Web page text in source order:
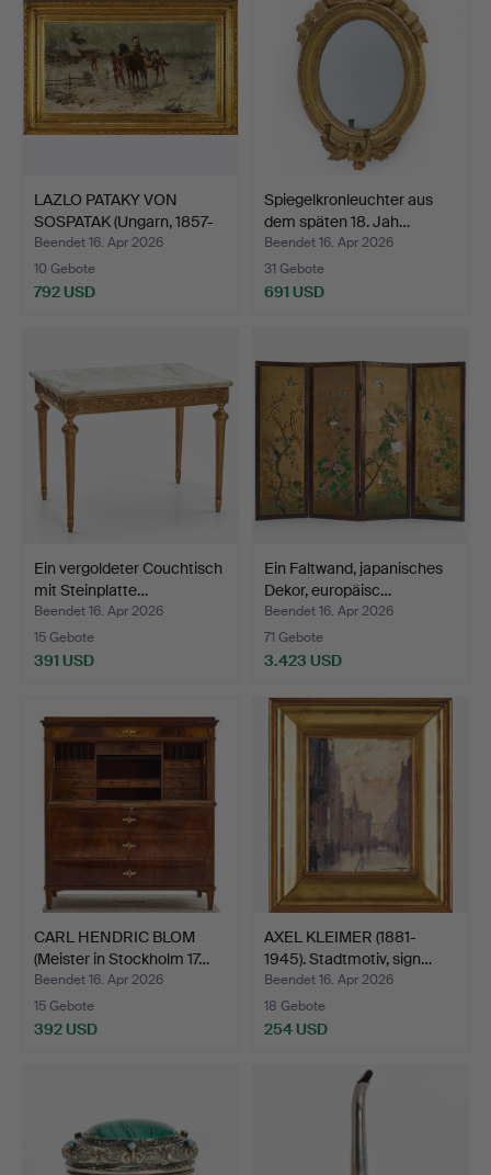
LAZLO PATAKY VON
SOSPATAK (Ungarn, 1857-
19…
Beendet 16. Apr 2026
10 Gebote
792 USD
Spiegelkronleuchter aus
dem späten 18. Jah…
Beendet 16. Apr 2026
31 Gebote
691 USD
Ein vergoldeter Couchtisch
mit Steinplatte…
Beendet 16. Apr 2026
15 Gebote
391 USD
Ein Faltwand, japanisches
Dekor, europäisc…
Beendet 16. Apr 2026
71 Gebote
3.423 USD
CARL HENDRIC BLOM
(Meister in Stockholm 17…
Beendet 16. Apr 2026
15 Gebote
392 USD
AXEL KLEIMER (1881-
1945). Stadtmotiv, sign…
Beendet 16. Apr 2026
18 Gebote
254 USD